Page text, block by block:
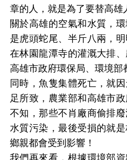
章的人，就是為了要替高雄
關於高雄的空氣和水質，
是虎頭蛇尾、半斤八兩，
在林園龍潭寺的灌溉大排
高雄市政府環保局、環境部
同時，魚隻集體死亡，就
足所致，農業部和高雄市
不知，那些不肖廠商偷排
水質污染，最後受損的就
鄉親都會受到影響！
我們再來看，根據環境部